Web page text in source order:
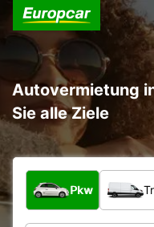
Autovermietung
Sie alle Ziele
Welche Art von
Pkw